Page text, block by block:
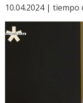
10.04.2024 | tiempo